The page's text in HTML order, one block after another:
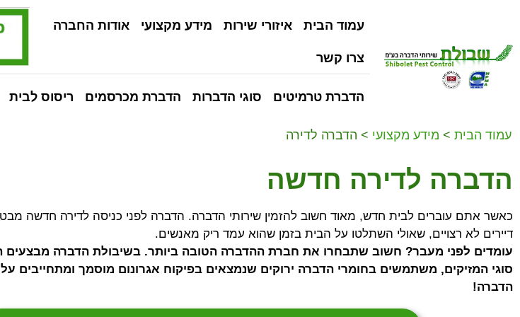
עמוד הבית איזורי שירות מידע מקצועי אודות החברה
צרו קשר
הדברת טרמיטים סוגי הדברות הדברת מכרסמים ריסוס לבית
עמוד הבית > מידע מקצועי > הדברה לדירה
הדברה לדירה חדשה
כאשר אתם עוברים לבית חדש, מאוד חשוב להזמין שירותי הדברה. הדברה לפני כניסה לדירה חדשה
דיירים לא רצויים, שאולי השתלטו על הבית בזמן שהוא עמד ריק מאנשים.
עומדים לפני מעבר? חשוב שתבחרו את חברת ההדברה הטובה ביותר. בשיבולת הדברה מבצעים
סוגי המזיקים, משתמשים בחומרי הדברה ירוקים שנמצאים בפיקוח אגרונום מוסמך ומתחייבים
הדברה!